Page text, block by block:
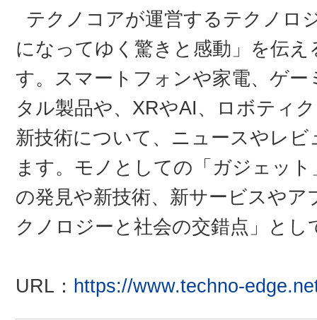
テクノコアが運営するテクノロ
になってゆく驚きと感動」を伝
す。スマートフォンや家電、ゲ
タル製品や、XRやAI、ロボティ
新技術について、ニュースやレ
ます。モノとしての「ガジェッ
の発見や新技術、新サービスや
クノロジーと社会の交錯点」と
URL： https://www.techno-